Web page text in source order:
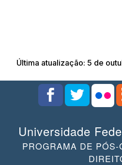
Última atualização: 5 de
Universidade
PROGRAMA DE PÓS-